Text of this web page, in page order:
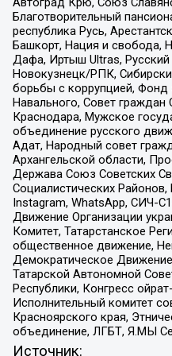
Благотворительный
республика Русь,
Башкорт, Нация и свобода,
Дафа, Иртыш Ultras, Русский
Новокузнецк/РПК,
борьбы с коррупцией,
Навального, Совет граждан
Краснодара, Мужское
объединение русского
Адат, Народный совет
Архангельской области,
Держава Союз Советских
Социалистических
Instagram, WhatsApp, СИЧ-
Движение Организации
Комитет, Татарстанское
общественное движение,
Демократическое
Татарской Автономной
Республики, Конгресс
Исполнительный комитет
Красноярского края,
объединение, ЛГБТ, Я.МЫ
Источник: